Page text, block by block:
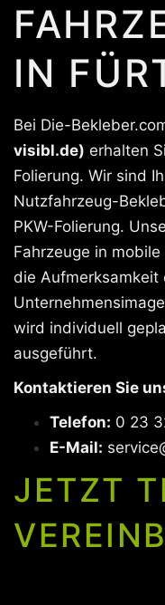
IN
Bei Die-
visibl.de) erhalten
Folierung. Wir sind
Nutzfahrzeug-
PKW-Folierung.
Fahrzeuge in
die Aufmerksamkeit
wird individuell
ausgeführt.
Kontaktieren Sie
Telefon: 0 23
E-Mail:
JETZT